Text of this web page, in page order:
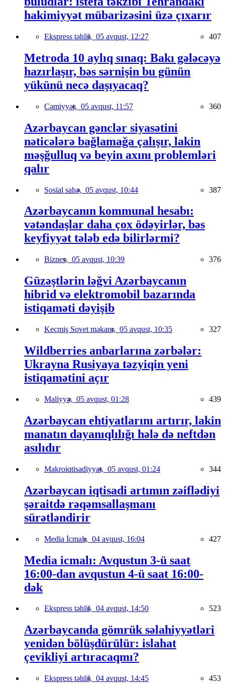
hakimiyyət mübarizəsini üzə çıxarır
Ekspress təhlil, 05 avqust, 12:27 407
Metroda 10 aylıq sınaq: Bakı gələcəyə
hazırlaşır, bəs sərnişin bu günün
yükünü necə daşıyacaq?
Cəmiyyət, 05 avqust, 11:57 360
Azərbaycan gənclər siyasətini
nəticələrə bağlamağa çalışır, lakin
məşğulluq və beyin axını problemləri
qalır
Sosial sahə, 05 avqust, 10:44 387
Azərbaycanın kommunal hesabı:
vətəndaşlar daha çox ödəyirlər, bəs
keyfiyyət tələb edə bilirlərmi?
Biznes, 05 avqust, 10:39 376
Güzəştlərin ləğvi Azərbaycanın
hibrid və elektromobil bazarında
istiqaməti dəyişib
Keçmiş Sovet məkanı, 05 avqust, 10:35 327
Wildberries anbarlarına zərbələr:
Ukrayna Rusiyaya təzyiqin yeni
istiqamətini açır
Maliyyə, 05 avqust, 01:28 439
Azərbaycan ehtiyatlarını artırır, lakin
manatın dayanıqlılığı hələ də neftdən
asılıdır
Makroiqtisadiyyat, 05 avqust, 01:24 344
Azərbaycan iqtisadi artımın zəiflədiyi
şəraitdə rəqəmsallaşmanı
sürətləndirir
Media İcmalı, 04 avqust, 16:04 427
Media icmalı: Avqustun 3-ü saat
16:00-dan avqustun 4-ü saat 16:00-
dək
Ekspress təhlil, 04 avqust, 14:50 523
Azərbaycanda gömrük səlahiyyətləri
yenidən bölüşdürülür: islahat
çevikliyi artıracaqmı?
Ekspress təhlil, 04 avqust, 14:45 453